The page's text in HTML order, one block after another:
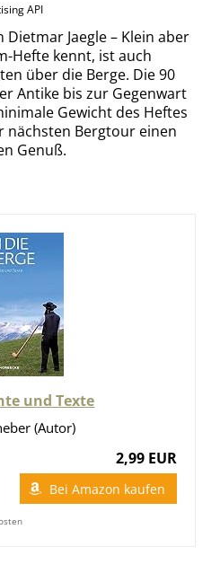
API
Dietmar Jaegle – Klein aber
Hefte kennt, ist auch
über die Berge. Die 90
Antike bis zur Gegenwart
Gewicht des Heftes
nächsten Bergtour einen
Genuß.
und Texte
(Autor)
2,99 EUR
Bei Amazon kaufen